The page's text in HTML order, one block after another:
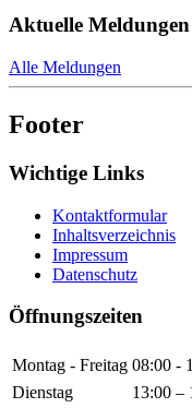
Aktuelle Meldungen
Alle Meldungen
Footer
Wichtige Links
Kontaktformular
Inhaltsverzeichnis
Impressum
Datenschutz
Öffnungszeiten
Montag - Freitag 08:00 -
Dienstag
13:00 –